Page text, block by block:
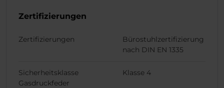
Zertifizierungen
Zertifizierungen
Bürostuhlzertifizierung
nach DIN EN 1335
Sicherheitsklasse
Gasdruckfeder
Klasse 4